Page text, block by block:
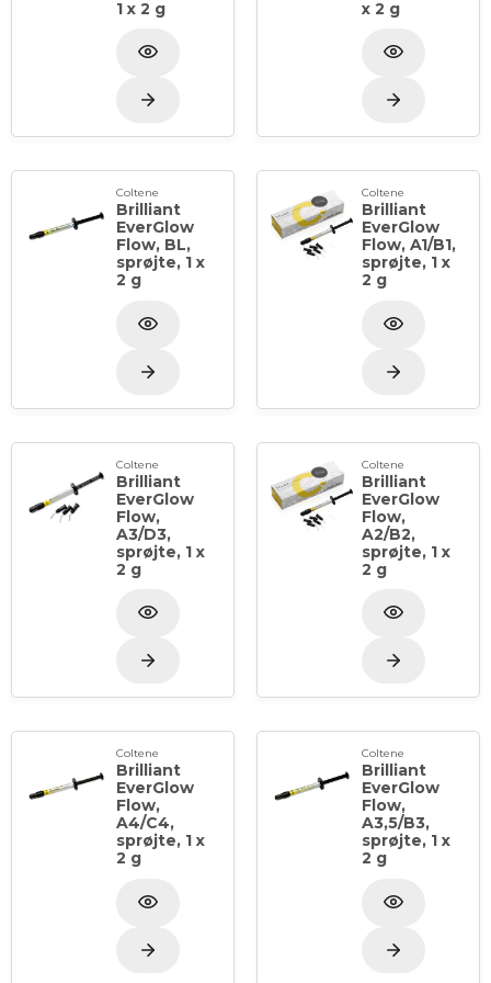
1 x 2 g
x 2 g
Coltene
Brilliant
EverGlow
Flow, BL,
sprøjte, 1 x
2 g
Coltene
Brilliant
EverGlow
Flow, A1/B1,
sprøjte, 1 x
2 g
Coltene
Brilliant
EverGlow
Flow,
A3/D3,
sprøjte, 1 x
2 g
Coltene
Brilliant
EverGlow
Flow,
A2/B2,
sprøjte, 1 x
2 g
Coltene
Brilliant
EverGlow
Flow,
A4/C4,
sprøjte, 1 x
2 g
Coltene
Brilliant
EverGlow
Flow,
A3,5/B3,
sprøjte, 1 x
2 g